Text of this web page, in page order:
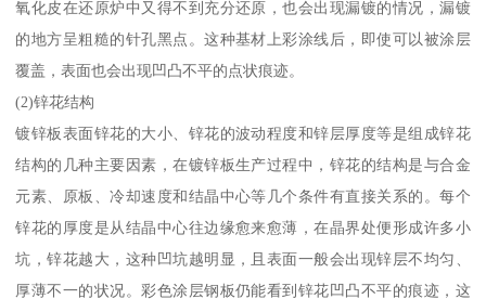
氧化皮在还原炉中又得不到充分还原，也会出现漏镀的情况，漏镀
的地方呈粗糙的针孔黑点。这种基材上彩涂线后，即使可以被涂层
覆盖，表面也会出现凹凸不平的点状痕迹。
(2)锌花结构
镀锌板表面锌花的大小、锌花的波动程度和锌层厚度等是组成锌花
结构的几种主要因素，在镀锌板生产过程中，锌花的结构是与合金
元素、原板、冷却速度和结晶中心等几个条件有直接关系的。每个
锌花的厚度是从结晶中心往边缘愈来愈薄，在晶界处便形成许多小
坑，锌花越大，这种凹坑越明显，且表面一般会出现锌层不均匀、
厚薄不一的状况。彩色涂层钢板仍能看到锌花凹凸不平的痕迹，这